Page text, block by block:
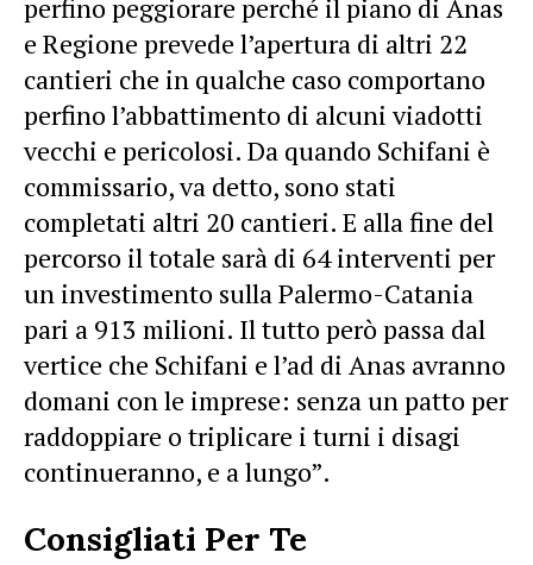
perfino peggiorare perché il piano di Anas
e Regione prevede l’apertura di altri 22
cantieri che in qualche caso comportano
perfino l’abbattimento di alcuni viadotti
vecchi e pericolosi. Da quando Schifani è
commissario, va detto, sono stati
completati altri 20 cantieri. E alla fine del
percorso il totale sarà di 64 interventi per
un investimento sulla Palermo-Catania
pari a 913 milioni. Il tutto però passa dal
vertice che Schifani e l’ad di Anas avranno
domani con le imprese: senza un patto per
raddoppiare o triplicare i turni i disagi
continueranno, e a lungo”.
Consigliati Per Te